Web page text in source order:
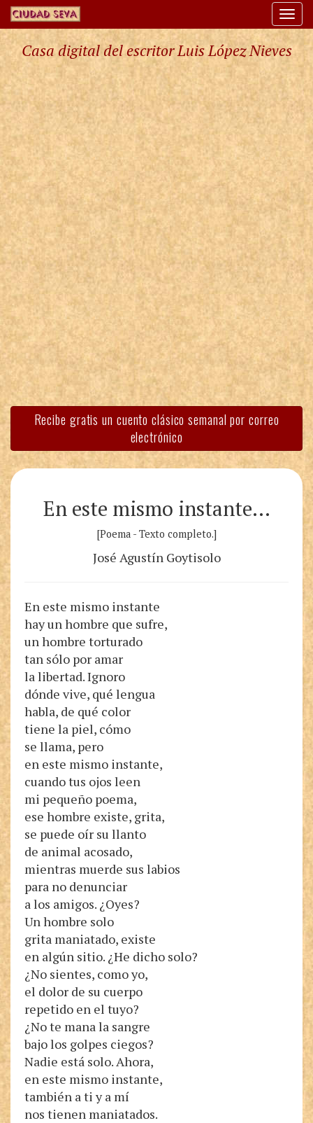
Casa digital del escritor Luis López Nieves
Recibe gratis un cuento clásico semanal por correo
electrónico
En este mismo instante…
[Poema - Texto completo.]
José Agustín Goytisolo
En este mismo instante
hay un hombre que sufre,
un hombre torturado
tan sólo por amar
la libertad. Ignoro
dónde vive, qué lengua
habla, de qué color
tiene la piel, cómo
se llama, pero
en este mismo instante,
cuando tus ojos leen
mi pequeño poema,
ese hombre existe, grita,
se puede oír su llanto
de animal acosado,
mientras muerde sus labios
para no denunciar
a los amigos. ¿Oyes?
Un hombre solo
grita maniatado, existe
en algún sitio. ¿He dicho solo?
¿No sientes, como yo,
el dolor de su cuerpo
repetido en el tuyo?
¿No te mana la sangre
bajo los golpes ciegos?
Nadie está solo. Ahora,
en este mismo instante,
también a ti y a mí
nos tienen maniatados.